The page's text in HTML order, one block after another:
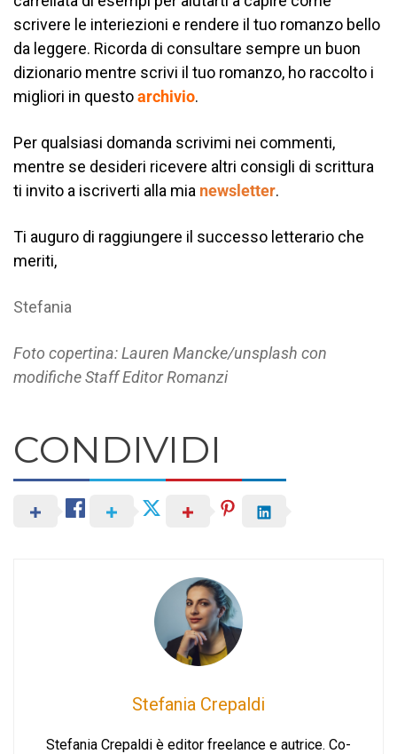
scrivere le interiezioni e rendere il tuo romanzo bello
da leggere. Ricorda di consultare sempre un buon
dizionario mentre scrivi il tuo romanzo, ho raccolto i
migliori in questoarchivio.
Per qualsiasi domanda scrivimi nei commenti,
mentre se desideri ricevere altri consigli di scrittura
ti invito a iscriverti alla mia newsletter.
Ti auguro di raggiungere il successo letterario che
meriti,
Stefania
Foto copertina: Lauren Mancke/unsplash con
modifiche Staff Editor Romanzi
CONDIVIDI
Stefania Crepaldi
Stefania Crepaldi è editor freelance e autrice. Co-